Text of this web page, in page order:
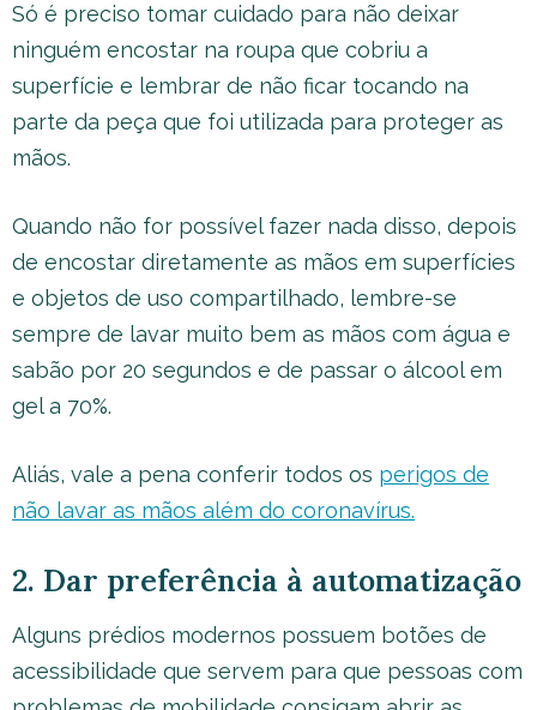
Só é preciso tomar cuidado para não deixar
ninguém encostar na roupa que cobriu a
superfície e lembrar de não ficar tocando na
parte da peça que foi utilizada para proteger as
mãos.
Quando não for possível fazer nada disso, depois
de encostar diretamente as mãos em superfícies
e objetos de uso compartilhado, lembre-se
sempre de lavar muito bem as mãos com água e
sabão por 20 segundos e de passar o álcool em
gel a 70%.
Aliás, vale a pena conferir todos os perigos de
não lavar as mãos além do coronavírus.
2. Dar preferência à automatização
Alguns prédios modernos possuem botões de
acessibilidade que servem para que pessoas com